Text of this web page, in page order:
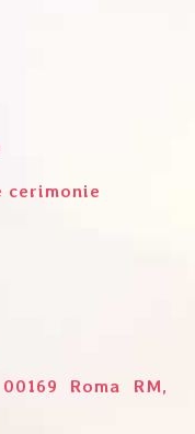
Roma RM,